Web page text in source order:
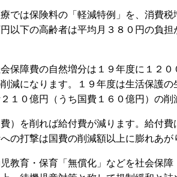
では保険料の「軽減特例」を、消費税
以下の高齢者は平均月３８０円の負担
保障費の自然増分は１９年度に１２０
減になります。１９年度は生活保護の
１０億円（うち国費１６０億円）の削
）を削れば給付費が減ります。給付費
の打撃は国費の削減額以上に膨れあが
教育・保育「無償化」などを社会保障